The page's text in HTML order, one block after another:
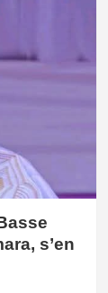
s’en